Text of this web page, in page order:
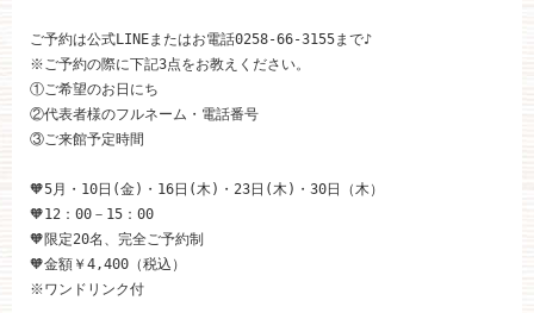
ブライダルフェア
見学予約
ご予約は公式LINEまたはお電話0258-66-3155まで♪
※ご予約の際に下記3点をお教えください。
①ご希望のお日にち
②代表者様のフルネーム・電話番号
③ご来館予定時間
🧡5月・10日(金)・16日(木)・23日(木)・30日（木）
🧡12：00－15：00
🧡限定20名、完全ご予約制
🧡金額￥4,400（税込）
※ワンドリンク付